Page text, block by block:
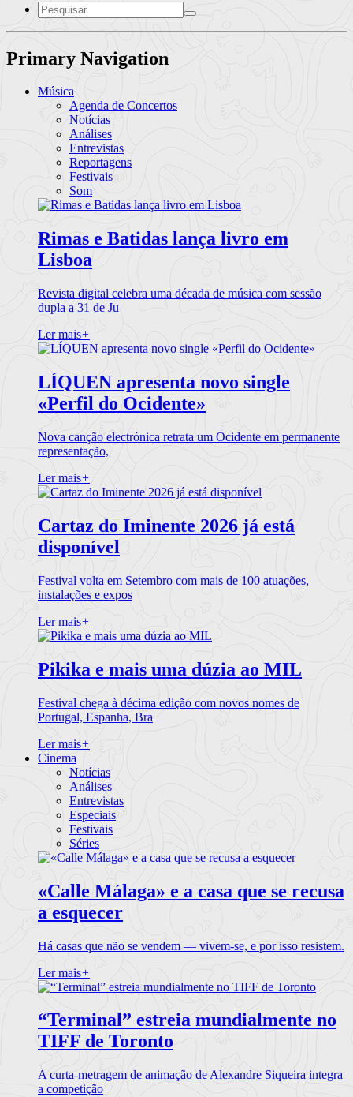
Primary Navigation
Música
Agenda de Concertos
Notícias
Análises
Entrevistas
Reportagens
Festivais
Som
Rimas e Batidas lança livro em
Lisboa
Revista digital celebra uma década de música com sessão
dupla a 31 de Ju
Ler mais+
LÍQUEN apresenta novo single
«Perfil do Ocidente»
Nova canção electrónica retrata um Ocidente em permanente
representação,
Ler mais+
Cartaz do Iminente 2026 já está
disponível
Festival volta em Setembro com mais de 100 atuações,
instalações e expos
Ler mais+
Pikika e mais uma dúzia ao MIL
Festival chega à décima edição com novos nomes de
Portugal, Espanha, Bra
Ler mais+
Cinema
Notícias
Análises
Entrevistas
Especiais
Festivais
Séries
«Calle Málaga» e a casa que se recusa
a esquecer
Há casas que não se vendem — vivem-se, e por isso resistem.
Ler mais+
“Terminal” estreia mundialmente no
TIFF de Toronto
A curta-metragem de animação de Alexandre Siqueira integra
a competição